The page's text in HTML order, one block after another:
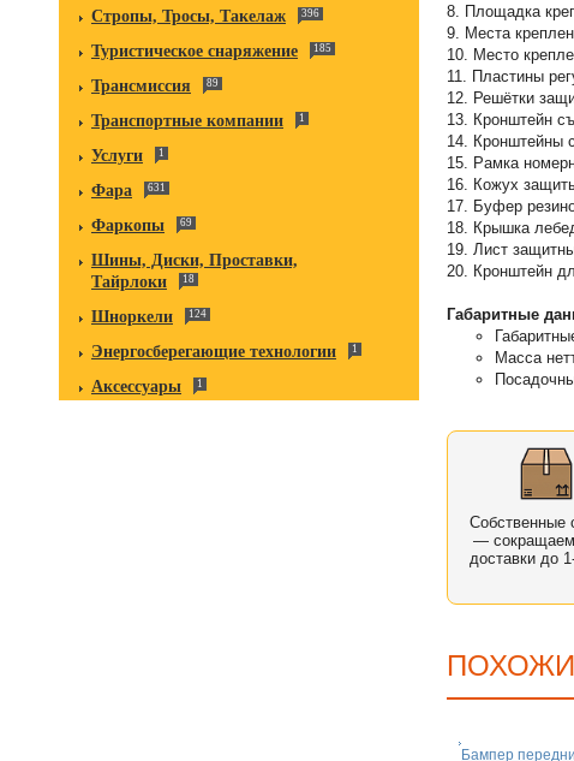
Стропы, Тросы, Такелаж 396
Туристическое снаряжение 185
Трансмиссия 89
Транспортные компании 1
Услуги 1
Фара 631
Фаркопы 69
Шины, Диски, Проставки,
Тайрлоки
18
Шноркели 124
Энергосберегающие технологии 1
Аксессуары 1
8. Площадка
9. Места
10. Место
11. Пластины
12. Решётки
13. Кронштейн
14. Кронштейны
15. Рамка
16. Кожух
17. Буфер
18. Крышка
19. Лист
20. Кронштейн
Габаритные
Масса
Собственные
— сокращаем
доставки до
Бампер